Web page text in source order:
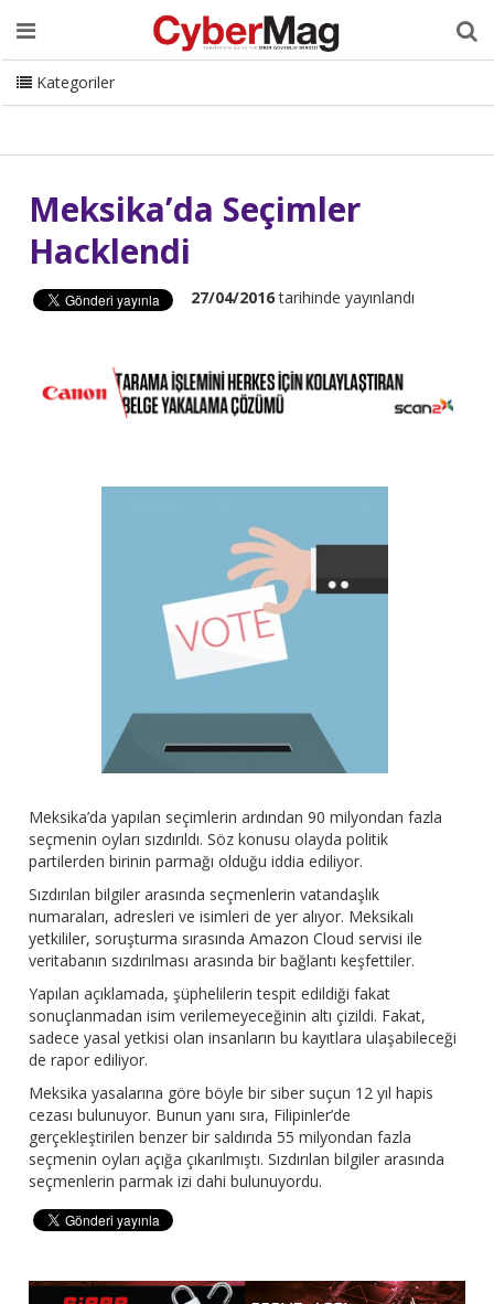
Ana Sayfa Hakkımızda Dergi Editörden
Danışmanlık
ISC Turkey Sizden Gelenler
İletişim
CyberMag Logo
Kategoriler
Meksika’da Seçimler
Hacklendi
27/04/2016tarihinde yayınlandı
Meksika’da yapılan seçimlerin ardından 90 milyondan fazla
seçmenin oyları sızdırıldı. Söz konusu olayda politik
partilerden birinin parmağı olduğu iddia ediliyor.
Sızdırılan bilgiler arasında seçmenlerin vatandaşlık
numaraları, adresleri ve isimleri de yer alıyor. Meksikalı
yetkililer, soruşturma sırasında Amazon Cloud servisi ile
veritabanın sızdırılması arasında bir bağlantı keşfettiler.
Yapılan açıklamada, şüphelilerin tespit edildiği fakat
sonuçlanmadan isim verilemeyeceğinin altı çizildi. Fakat,
sadece yasal yetkisi olan insanların bu kayıtlara ulaşabileceği
de rapor ediliyor.
Meksika yasalarına göre böyle bir siber suçun 12 yıl hapis
cezası bulunuyor. Bunun yanı sıra, Filipinler’de
gerçekleştirilen benzer bir saldırıda 55 milyondan fazla
seçmenin oyları açığa çıkarılmıştı. Sızdırılan bilgiler arasında
seçmenlerin parmak izi dahi bulunuyordu.